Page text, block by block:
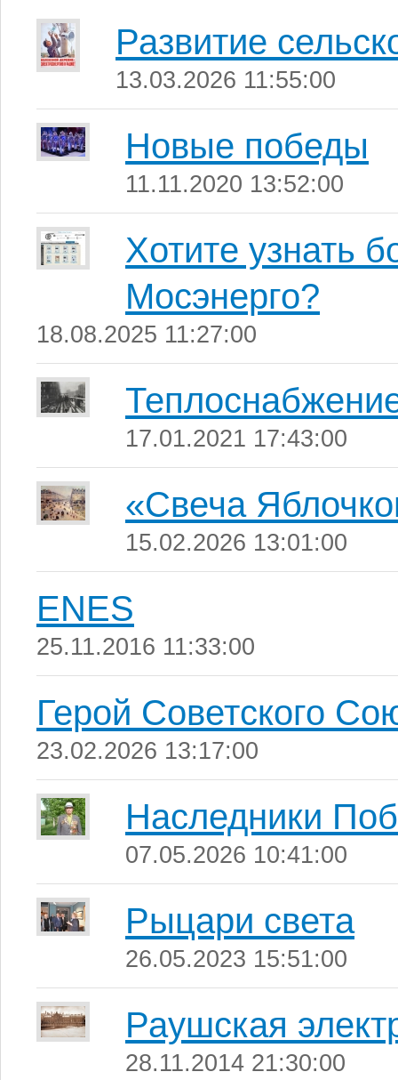
Развитие
13.03.2026 11:55:00
Новые победы
11.11.2020 13:52:00
Хотите узнать
Мосэнерго?
18.08.2025 11:27:00
17.01.2021 17:43:00
«Свеча
15.02.2026 13:01:00
ENES
25.11.2016 11:33:00
Герой Советского
23.02.2026 13:17:00
Наследники
07.05.2026 10:41:00
Рыцари света
26.05.2023 15:51:00
Раушская
28.11.2014 21:30:00